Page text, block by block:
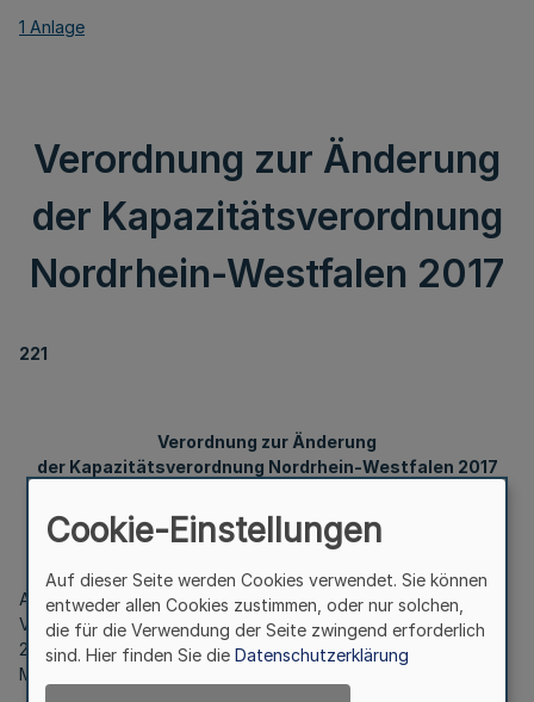
1 Anlage
Verordnung zur Änderung
der Kapazitätsverordnung
Nordrhein-Westfalen 2017
221
Verordnung zur Änderung
der Kapazitätsverordnung Nordrhein-Westfalen 2017
Vom 15. April 2021
Auf Grund des § 11 Absatz 1 Satz 2 und Absatz 3 Satz 1 in
Verbindung mit § 2 Satz 2 des Hochschulzulassungsgesetzes
2019 vom 29. Oktober 2019 (GV. NRW. S. 830) verordnet das
Ministerium für Kultur und Wissenschaft:
Cookie-Einstellungen
Auf dieser Seite werden Cookies verwendet. Sie können
entweder allen Cookies zustimmen, oder nur solchen,
die für die Verwendung der Seite zwingend erforderlich
sind. Hier finden Sie die Datenschutzerklärung